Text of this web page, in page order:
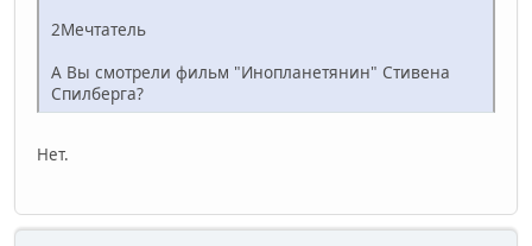
2Мечтатель
А Вы смотрели фильм "Инопланетянин" Стивена
Спилберга?
Нет.